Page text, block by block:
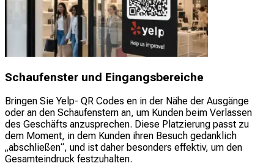
Schaufenster und Eingangsbereiche
Bringen Sie Yelp- QR Codes en in der Nähe der Ausgänge
oder an den Schaufenstern an, um Kunden beim Verlassen
des Geschäfts anzusprechen. Diese Platzierung passt zu
dem Moment, in dem Kunden ihren Besuch gedanklich
„abschließen“, und ist daher besonders effektiv, um den
Gesamteindruck festzuhalten.